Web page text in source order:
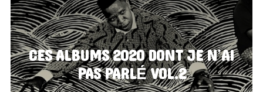
CES ALBUMS 2020 DONT JE N’AI
PAS PARLÉ VOL.2